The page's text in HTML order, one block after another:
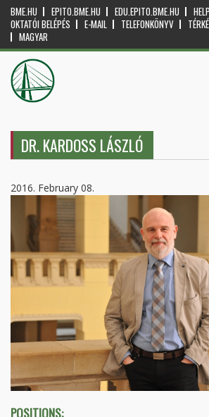
BME.HU EPITO.BME.HU EDU.EPITO.BME.HU
OKTATÓI BELÉPÉS
E-MAIL TELEFONKÖNYV
MAGYAR
DR. KARDOSS LÁSZLÓ
2016. February 08.
POSITIONS: